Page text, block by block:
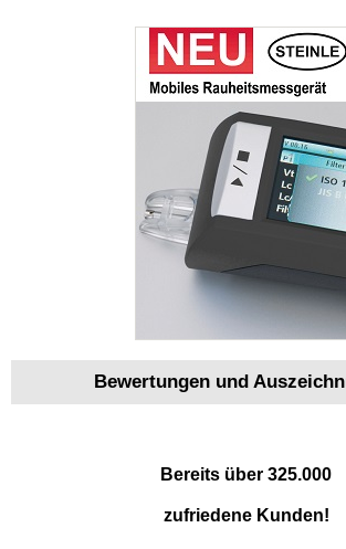
Bewertungen und
Bereits über 325.000
zufriedene Kunden!